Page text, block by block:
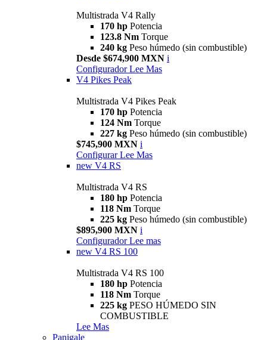
Multistrada V4 Rally
170 hp Potencia
123.8 Nm Torque
240 kg Peso húmedo (sin combustible)
Desde $674,900 MXN i
Configurador Lee Mas
V4 Pikes Peak
Multistrada V4 Pikes Peak
170 hp Potencia
124 Nm Torque
227 kg Peso húmedo (sin combustible)
$745,900 MXN i
Configurar Lee Mas
new V4 RS
Multistrada V4 RS
180 hp Potencia
118 Nm Torque
225 kg Peso húmedo (sin combustible)
$895,900 MXN i
Configurador Lee mas
new V4 RS 100
Multistrada V4 RS 100
180 hp Potencia
118 Nm Torque
225 kg PESO HÚMEDO SIN
COMBUSTIBLE
Lee Mas
Panigale